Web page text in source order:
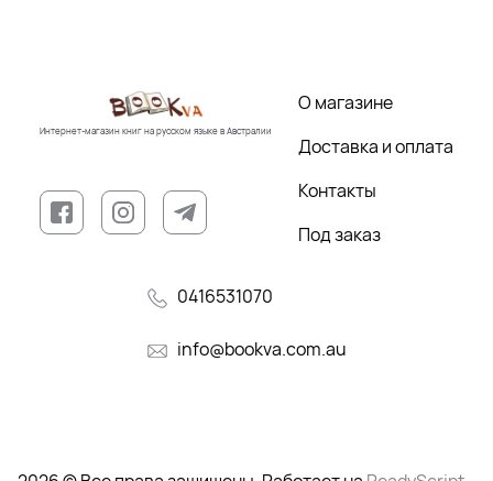
Интернет-магазин книг на русском языке в Австралии
О магазине
Доставка и оплата
Контакты
Под заказ
0416531070
info@bookva.com.au